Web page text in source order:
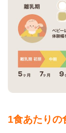
1食あたりの